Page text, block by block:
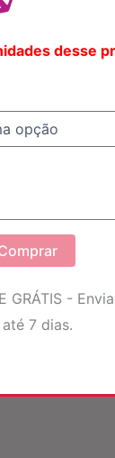
desse
GRÁTIS -
7 dias.